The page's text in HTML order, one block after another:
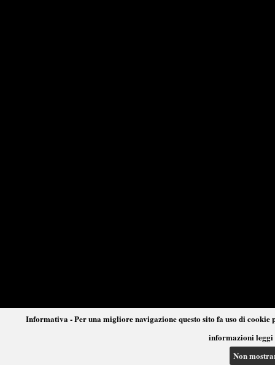
Informativa - Per una migliore navigazione questo sito fa uso di
informazioni leggi
Non